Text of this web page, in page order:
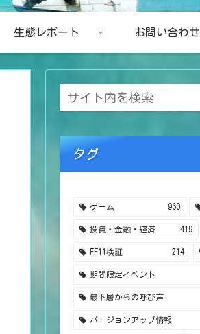
生態レポート お問い合わせ
タグ
ゲーム 960
投資・金融・経済 419
FF11検証 214
期間限定イベント
最下層からの呼び声
バージョンアップ情報